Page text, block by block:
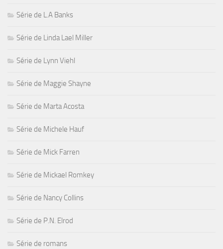
Série de L.A Banks
Série de Linda Lael Miller
Série de Lynn Viehl
Série de Maggie Shayne
Série de Marta Acosta
Série de Michele Hauf
Série de Mick Farren
Série de Mickael Romkey
Série de Nancy Collins
Série de P.N. Elrod
Série de romans